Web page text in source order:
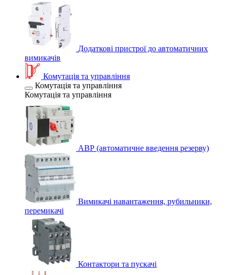
Додаткові пристрої до автоматичних
вимикачів
Комутація та управління
Комутація та управління
Комутація та управління
АВР (автоматичне введення резерву)
Вимикачі навантаження, рубильники,
перемикачі
Контактори та пускачі